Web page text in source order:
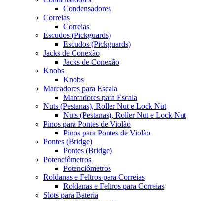
Condensadores
Correias
Correias
Escudos (Pickguards)
Escudos (Pickguards)
Jacks de Conexão
Jacks de Conexão
Knobs
Knobs
Marcadores para Escala
Marcadores para Escala
Nuts (Pestanas), Roller Nut e Lock Nut
Nuts (Pestanas), Roller Nut e Lock Nut
Pinos para Pontes de Violão
Pinos para Pontes de Violão
Pontes (Bridge)
Pontes (Bridge)
Potenciômetros
Potenciômetros
Roldanas e Feltros para Correias
Roldanas e Feltros para Correias
Slots para Bateria